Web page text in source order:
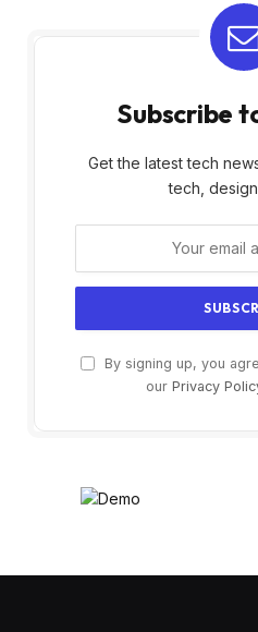
Subscribe
Get the latest tech
tech,
By signing up, you
our Privacy